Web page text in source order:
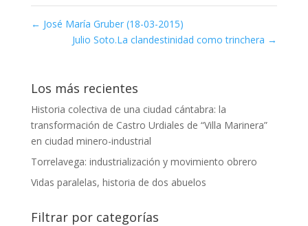
← José María Gruber (18-03-2015)
Julio Soto.La clandestinidad como trinchera →
Los más recientes
Historia colectiva de una ciudad cántabra: la
transformación de Castro Urdiales de “Villa Marinera”
en ciudad minero-industrial
Torrelavega: industrialización y movimiento obrero
Vidas paralelas, historia de dos abuelos
Filtrar por categorías